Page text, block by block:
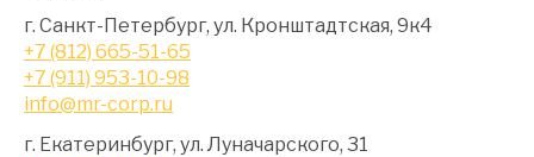
г. Санкт-Петербург, ул. Кронштадтская, 9к4
+7 (812) 665-51-65
+7 (911) 953-10-98
info@mr-corp.ru
г. Екатеринбург, ул. Луначарского, 31